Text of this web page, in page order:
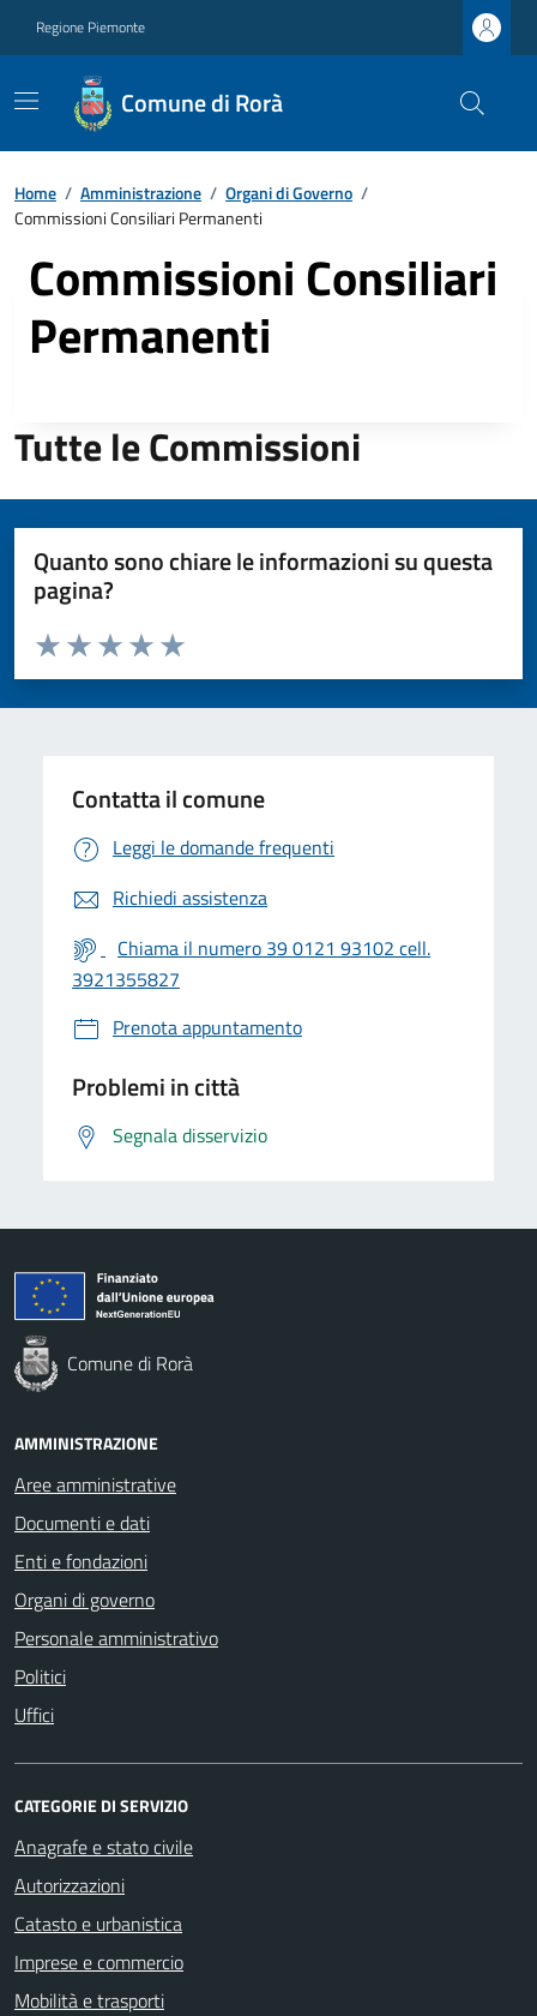
Regione Piemonte
Comune di Rorà
Home / Amministrazione / Organi di Governo /
Commissioni Consiliari Permanenti
Commissioni Consiliari
Permanenti
Tutte le Commissioni
Quanto sono chiare le informazioni su questa
pagina?
Valuta da 1 a 5 stelle la pagina
Valuta 5 stelle su 5
Valuta 4 stelle su 5
Valuta 3 stelle su 5
Valuta 2 stelle su 5
Valuta 1 stelle su 5
Contatta il comune
Leggi le domande frequenti
Richiedi assistenza
Chiama il numero 39 0121 93102 cell.
3921355827
Prenota appuntamento
Problemi in città
Segnala disservizio
Comune di Rorà
AMMINISTRAZIONE
Aree amministrative
Documenti e dati
Enti e fondazioni
Organi di governo
Personale amministrativo
Politici
Uffici
CATEGORIE DI SERVIZIO
Anagrafe e stato civile
Autorizzazioni
Catasto e urbanistica
Imprese e commercio
Mobilità e trasporti